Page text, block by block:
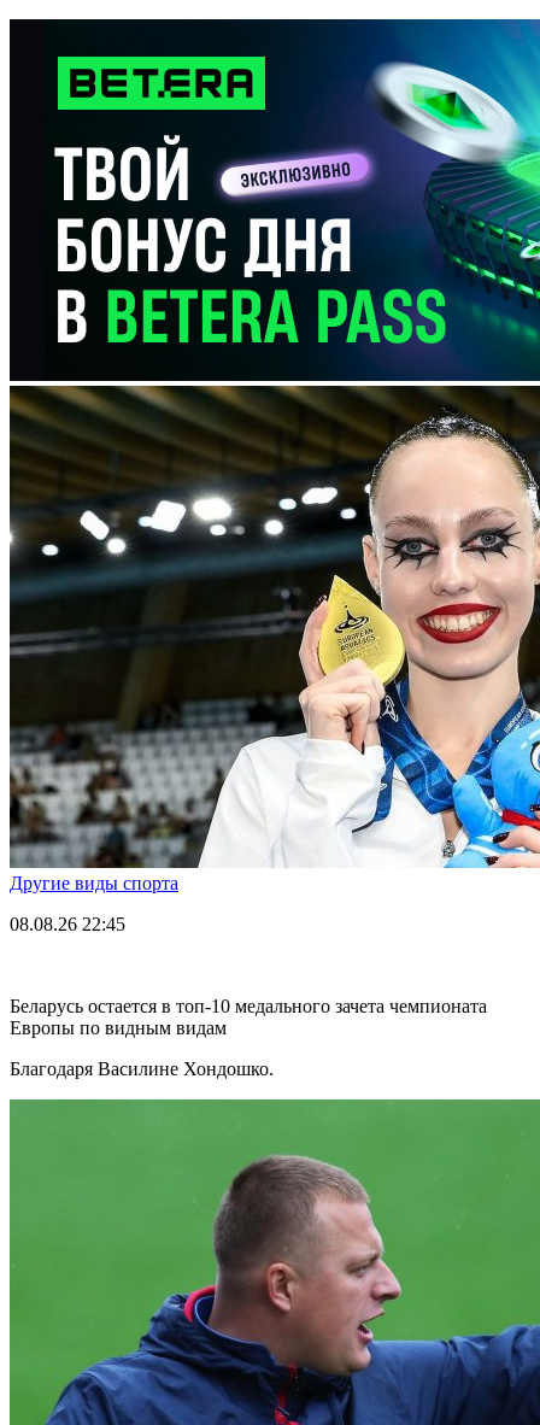
Другие виды спорта
08.08.26 22:45
Беларусь остается в топ-10 медального зачета чемпионата
Европы по видным видам
Благодаря Василине Хондошко.